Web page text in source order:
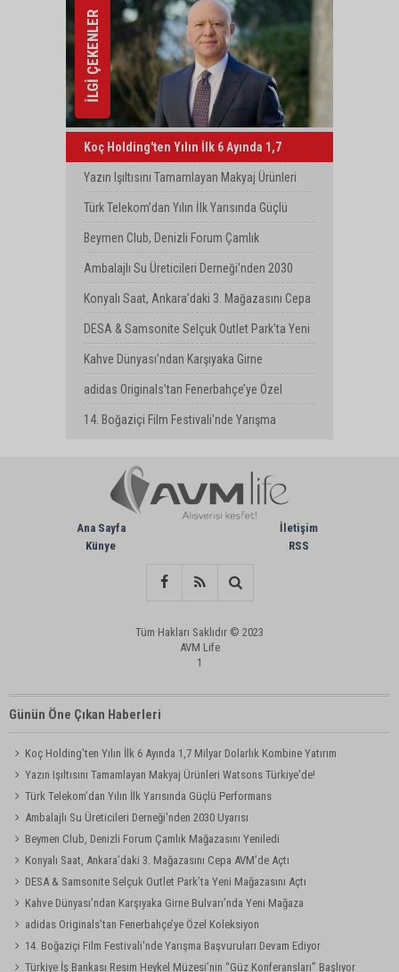
İLGİ ÇEKENLER
Koç Holding'ten Yılın İlk 6 Ayında 1,7
Milyar Dolarlık Kombine Yatırım
Yazın Işıltısını Tamamlayan Makyaj Ürünleri
Watsons Türkiye'de!
Türk Telekom’dan Yılın İlk Yarısında Güçlü
Performans
Beymen Club, Denizli Forum Çamlık
Mağazasını Yeniledi
Ambalajlı Su Üreticileri Derneği'nden 2030
Uyarısı
Konyalı Saat, Ankara’daki 3. Mağazasını Cepa
AVM’de Açtı
DESA & Samsonite Selçuk Outlet Park’ta Yeni
Mağazasını Açtı
Kahve Dünyası’ndan Karşıyaka Girne
Bulvarı’nda Yeni Mağaza
adidas Originals’tan Fenerbahçe’ye Özel
Koleksiyon
14. Boğaziçi Film Festivali'nde Yarışma
Ana Sayfa
Künye
İletişim
RSS
Tüm Hakları Saklıdır © 2023
AVM Life
1
Günün Öne Çıkan Haberleri
Koç Holding'ten Yılın İlk 6 Ayında 1,7 Milyar Dolarlık Kombine Yatırım
Yazın Işıltısını Tamamlayan Makyaj Ürünleri Watsons Türkiye'de!
Türk Telekom’dan Yılın İlk Yarısında Güçlü Performans
Ambalajlı Su Üreticileri Derneği'nden 2030 Uyarısı
Beymen Club, Denizli Forum Çamlık Mağazasını Yeniledi
Konyalı Saat, Ankara’daki 3. Mağazasını Cepa AVM’de Açtı
DESA & Samsonite Selçuk Outlet Park’ta Yeni Mağazasını Açtı
Kahve Dünyası’ndan Karşıyaka Girne Bulvarı’nda Yeni Mağaza
adidas Originals’tan Fenerbahçe’ye Özel Koleksiyon
14. Boğaziçi Film Festivali'nde Yarışma Başvuruları Devam Ediyor
Türkiye İş Bankası Resim Heykel Müzesi’nin “Güz Konferansları” Başlıyor